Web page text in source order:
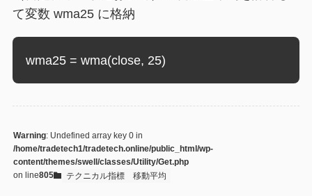
て変数 wma25 に格納
wma25 = wma(close, 25)
Warning: Undefined array key 0 in
/home/tradetech1/tradetech.online/public_html/wp-
content/themes/swell/classes/Utility/Get.php
on line805 テクニカル指標 移動平均